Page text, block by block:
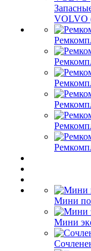
VOLVO
Мини
Мини